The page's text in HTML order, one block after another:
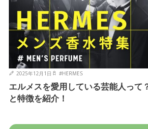
2025年12月1日 #HERMES
エルメスを愛用している芸能人って
と特徴を紹介！